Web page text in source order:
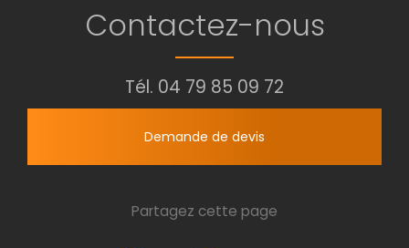
Contactez-nous
Tél. 04 79 85 09 72
Demande de devis
Partagez cette page